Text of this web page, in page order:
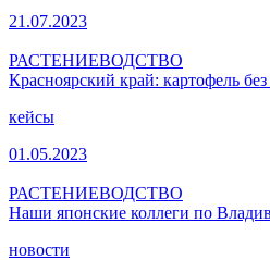
21.07.2023
РАСТЕНИЕВОДСТВО
Красноярский край: картофель
кейсы
01.05.2023
РАСТЕНИЕВОДСТВО
Наши японские коллеги по
новости